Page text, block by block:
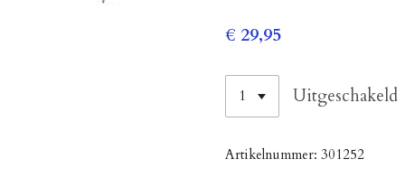
€ 29,95
Uitgeschakeld
Artikelnummer: 301252